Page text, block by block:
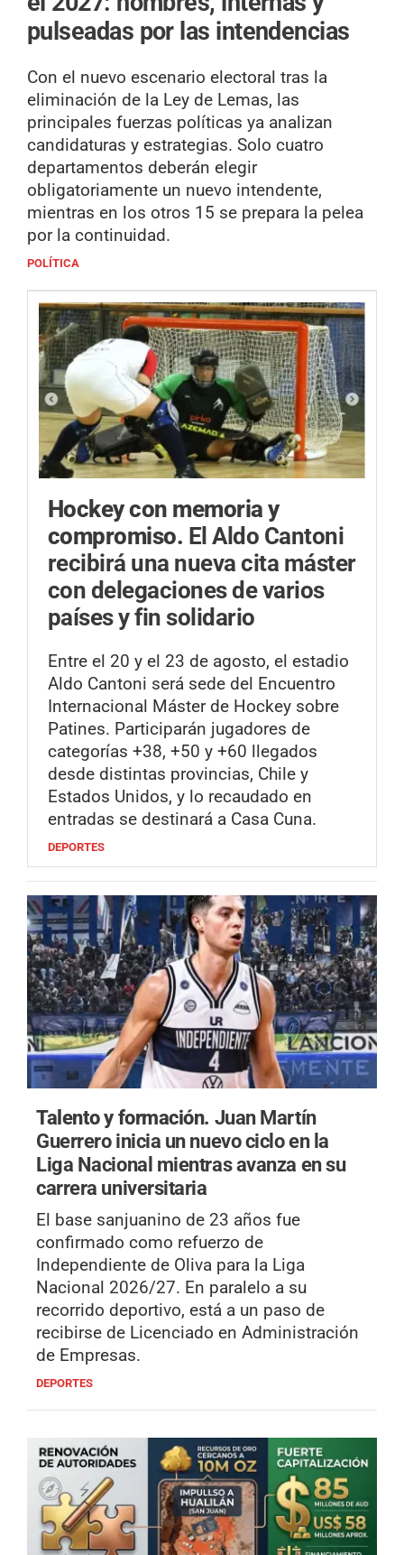
pulseadas por las intendencias
Con el nuevo escenario electoral tras la
eliminación de la Ley de Lemas, las
principales fuerzas políticas ya analizan
candidaturas y estrategias. Solo cuatro
departamentos deberán elegir
obligatoriamente un nuevo intendente,
mientras en los otros 15 se prepara la pelea
por la continuidad.
POLÍTICA
Hockey con memoria y
compromiso. El Aldo Cantoni
recibirá una nueva cita máster
con delegaciones de varios
países y fin solidario
Entre el 20 y el 23 de agosto, el estadio
Aldo Cantoni será sede del Encuentro
Internacional Máster de Hockey sobre
Patines. Participarán jugadores de
categorías +38, +50 y +60 llegados
desde distintas provincias, Chile y
Estados Unidos, y lo recaudado en
entradas se destinará a Casa Cuna.
DEPORTES
Talento y formación. Juan Martín
Guerrero inicia un nuevo ciclo en la
Liga Nacional mientras avanza en su
carrera universitaria
El base sanjuanino de 23 años fue
confirmado como refuerzo de
Independiente de Oliva para la Liga
Nacional 2026/27. En paralelo a su
recorrido deportivo, está a un paso de
recibirse de Licenciado en Administración
de Empresas.
DEPORTES